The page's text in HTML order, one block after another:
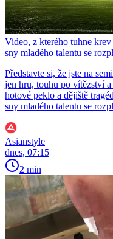
Video, z kterého tuhne
sny mladého talentu se
Představte si, že jste na
jen hru, touhu po vítězství
hotové peklo a dějiště
sny mladého talentu se
Asianstyle
dnes, 07:15
2 min